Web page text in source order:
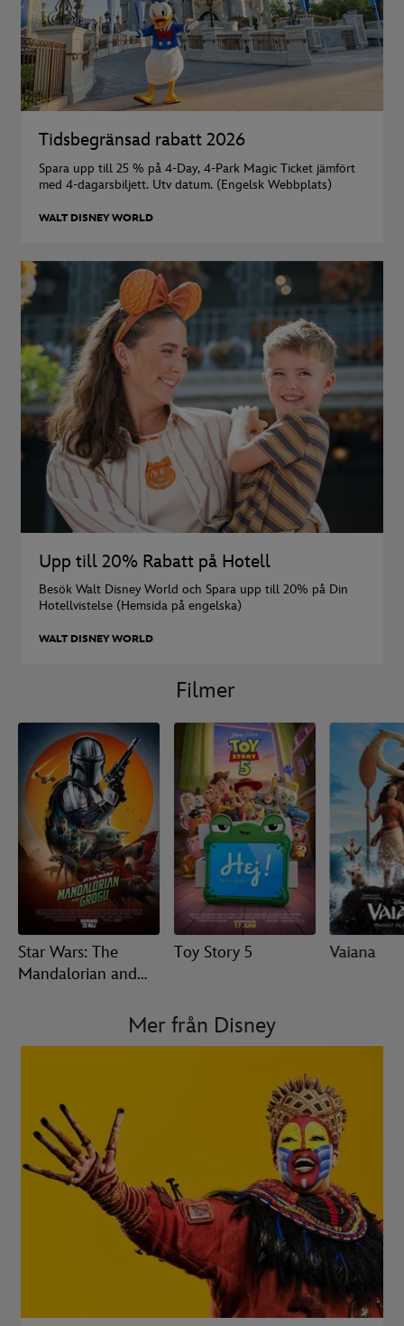
Tidsbegränsad rabatt 2026
Spara upp till 25 % på 4-Day, 4-Park Magic Ticket jämfört
med 4-dagarsbiljett. Utv datum. (Engelsk Webbplats)
WALT DISNEY WORLD
Upp till 20% Rabatt på Hotell
Besök Walt Disney World och Spara upp till 20% på Din
Hotellvistelse (Hemsida på engelska)
WALT DISNEY WORLD
Filmer
Star Wars: The
Mandalorian and
Toy Story 5 Vaiana
Mer från Disney